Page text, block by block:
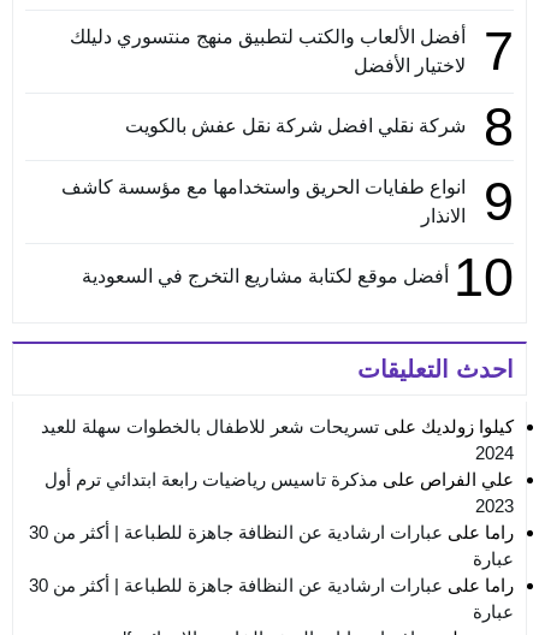
7
أفضل الألعاب والكتب لتطبيق منهج منتسوري دليلك
لاختيار الأفضل
8 شركة نقلي افضل شركة نقل عفش بالكويت
9
انواع طفايات الحريق واستخدامها مع مؤسسة كاشف
الانذار
10 أفضل موقع لكتابة مشاريع التخرج في السعودية
احدث التعليقات
كيلوا زولديك على تسريحات شعر للاطفال بالخطوات سهلة للعيد
2024
علي الفراص على مذكرة تاسيس رياضيات رابعة ابتدائي ترم أول
2023
راما على
عبارات ارشادية عن النظافة جاهزة للطباعة | أكثر من 30
عبارة
راما على
عبارات ارشادية عن النظافة جاهزة للطباعة | أكثر من 30
عبارة